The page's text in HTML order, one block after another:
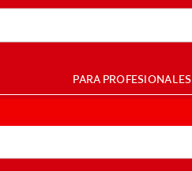
PARA PROFESIONALES